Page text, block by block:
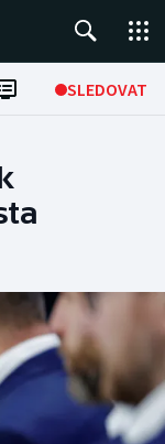
SLEDOVAT